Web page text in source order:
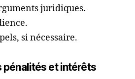
juridiques.
si nécessaire.
pénalités et intérêts